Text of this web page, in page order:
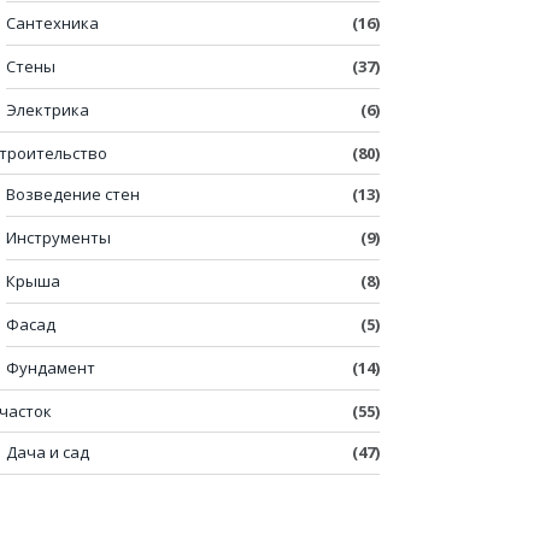
Сантехника
(16)
Стены
(37)
Электрика
(6)
(80)
Возведение стен
(13)
Инструменты
(9)
Крыша
(8)
Фасад
(5)
Фундамент
(14)
(55)
Дача и сад
(47)